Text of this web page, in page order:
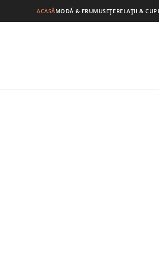
ACASĂMODĂ & FRUMUSEȚERELAȚII &